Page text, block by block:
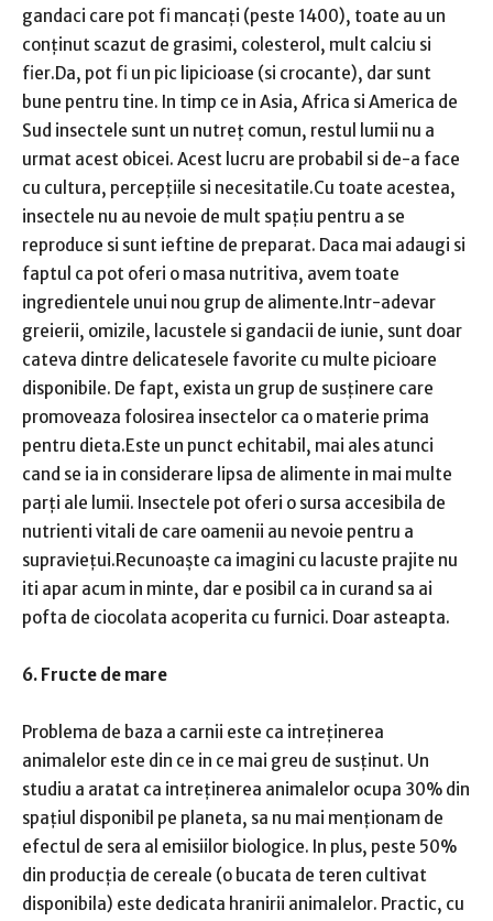
gandaci care pot fi mancați (peste 1400), toate au un
conținut scazut de grasimi, colesterol, mult calciu si
fier.Da, pot fi un pic lipicioase (si crocante), dar sunt
bune pentru tine. In timp ce in Asia, Africa si America de
Sud insectele sunt un nutreț comun, restul lumii nu a
urmat acest obicei. Acest lucru are probabil si de-a face
cu cultura, percepțiile si necesitatile.Cu toate acestea,
insectele nu au nevoie de mult spațiu pentru a se
reproduce si sunt ieftine de preparat. Daca mai adaugi si
faptul ca pot oferi o masa nutritiva, avem toate
ingredientele unui nou grup de alimente.Intr-adevar
greierii, omizile, lacustele si gandacii de iunie, sunt doar
cateva dintre delicatesele favorite cu multe picioare
disponibile. De fapt, exista un grup de susținere care
promoveaza folosirea insectelor ca o materie prima
pentru dieta.Este un punct echitabil, mai ales atunci
cand se ia in considerare lipsa de alimente in mai multe
parți ale lumii. Insectele pot oferi o sursa accesibila de
nutrienti vitali de care oamenii au nevoie pentru a
supraviețui.Recunoaște ca imagini cu lacuste prajite nu
iti apar acum in minte, dar e posibil ca in curand sa ai
pofta de ciocolata acoperita cu furnici. Doar asteapta.
6. Fructe de mare
Problema de baza a carnii este ca intreținerea
animalelor este din ce in ce mai greu de susținut. Un
studiu a aratat ca intreținerea animalelor ocupa 30% din
spațiul disponibil pe planeta, sa nu mai menționam de
efectul de sera al emisiilor biologice. In plus, peste 50%
din producția de cereale (o bucata de teren cultivat
disponibila) este dedicata hranirii animalelor. Practic, cu